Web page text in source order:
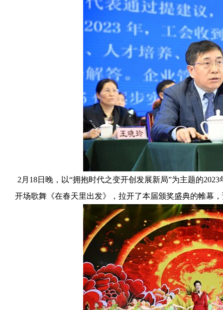
2月18日晚，以“拥抱时代之变开创发展新局”为主题的2023
开场歌舞《在春天里出发》，拉开了本届颁奖盛典的帷幕，